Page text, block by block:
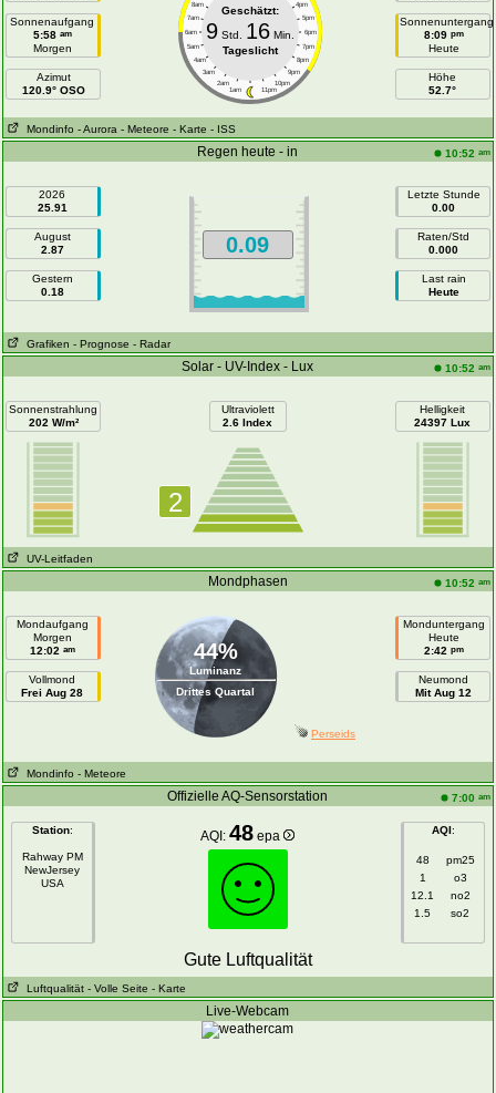
Sonnenaufgang
5:58 am
Morgen
Azimut
120.9° OSO
8am 4pm
7am 5pm
6am 6pm
5am 7pm
4am 8pm
3am 9pm
2am 10pm
1am 11pm
Geschätzt:
9Std. 16Min.
Tageslicht
Sonnenuntergang
8:09 pm
Heute
Höhe
52.7°
Mondinfo - Aurora - Meteore - Karte - ISS
Regen heute - in 10:52 am
2026
25.91
August
2.87
Gestern
0.18
0.09
Letzte Stunde
0.00
Raten/Std
0.000
Last rain
Heute
Grafiken - Prognose - Radar
Solar - UV-Index - Lux 10:52 am
Sonnenstrahlung
202 W/m²
Ultraviolett
2.6 Index
2
Helligkeit
24397 Lux
UV-Leitfaden
Mondphasen 10:52 am
Mondaufgang
Morgen
12:02 am
Vollmond
Frei Aug 28
44%
Luminanz
Drittes Quartal
Monduntergang
Heute
2:42 pm
Neumond
Mit Aug 12
Perseids
Mondinfo - Meteore
Offizielle AQ-Sensorstation 7:00 am
Station:
Rahway PM
NewJersey
USA
AQI:48 epa AQI:
48
pm25
1
o3
12.1
no2
1.5
so2
Gute Luftqualität
Luftqualität - Volle Seite - Karte
Live-Webcam